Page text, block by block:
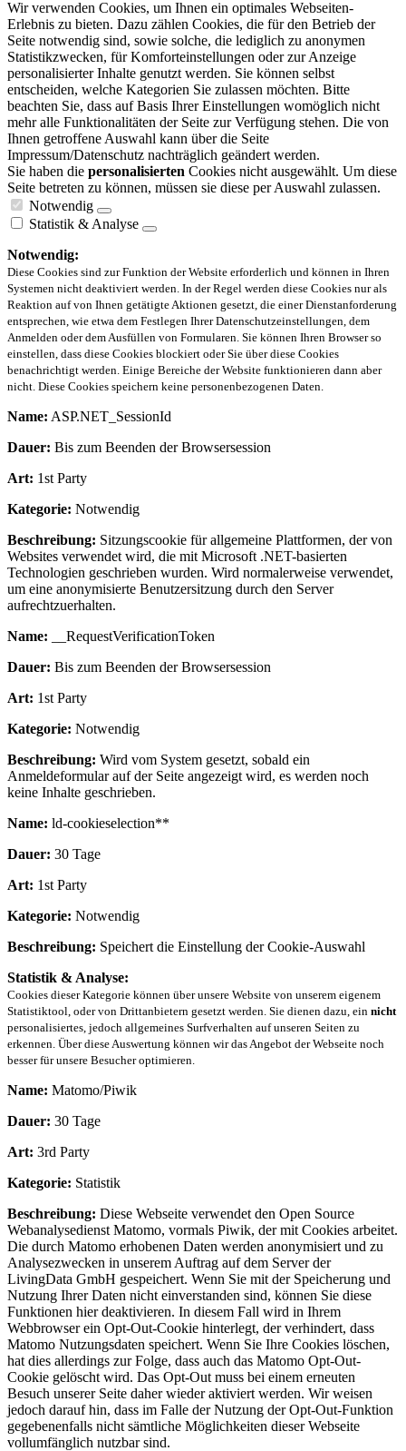
Wir verwenden Cookies, um Ihnen ein optimales Webseiten-
Erlebnis zu bieten. Dazu zählen Cookies, die für den Betrieb der
Seite notwendig sind, sowie solche, die lediglich zu anonymen
Statistikzwecken, für Komforteinstellungen oder zur Anzeige
personalisierter Inhalte genutzt werden. Sie können selbst
entscheiden, welche Kategorien Sie zulassen möchten. Bitte
beachten Sie, dass auf Basis Ihrer Einstellungen womöglich nicht
mehr alle Funktionalitäten der Seite zur Verfügung stehen. Die von
Ihnen getroffene Auswahl kann über die Seite
Impressum/Datenschutz nachträglich geändert werden.
Sie haben die personalisierten Cookies nicht ausgewählt. Um diese
Seite betreten zu können, müssen sie diese per Auswahl zulassen.
Notwendig
Statistik & Analyse
Notwendig:
Diese Cookies sind zur Funktion der Website erforderlich und können in Ihren
Systemen nicht deaktiviert werden. In der Regel werden diese Cookies nur als
Reaktion auf von Ihnen getätigte Aktionen gesetzt, die einer Dienstanforderung
entsprechen, wie etwa dem Festlegen Ihrer Datenschutzeinstellungen, dem
Anmelden oder dem Ausfüllen von Formularen. Sie können Ihren Browser so
einstellen, dass diese Cookies blockiert oder Sie über diese Cookies
benachrichtigt werden. Einige Bereiche der Website funktionieren dann aber
nicht. Diese Cookies speichern keine personenbezogenen Daten.
Name: ASP.NET_SessionId
Dauer: Bis zum Beenden der Browsersession
Art: 1st Party
Kategorie: Notwendig
Beschreibung: Sitzungscookie für allgemeine Plattformen, der von
Websites verwendet wird, die mit Microsoft .NET-basierten
Technologien geschrieben wurden. Wird normalerweise verwendet,
um eine anonymisierte Benutzersitzung durch den Server
aufrechtzuerhalten.
Name: __RequestVerificationToken
Dauer: Bis zum Beenden der Browsersession
Art: 1st Party
Kategorie: Notwendig
Beschreibung: Wird vom System gesetzt, sobald ein
Anmeldeformular auf der Seite angezeigt wird, es werden noch
keine Inhalte geschrieben.
Name: ld-cookieselection**
Dauer: 30 Tage
Art: 1st Party
Kategorie: Notwendig
Beschreibung: Speichert die Einstellung der Cookie-Auswahl
Statistik & Analyse:
Cookies dieser Kategorie können über unsere Website von unserem eigenem
Statistiktool, oder von Drittanbietern gesetzt werden. Sie dienen dazu, ein nicht
personalisiertes, jedoch allgemeines Surfverhalten auf unseren Seiten zu
erkennen. Über diese Auswertung können wir das Angebot der Webseite noch
besser für unsere Besucher optimieren.
Name: Matomo/Piwik
Dauer: 30 Tage
Art: 3rd Party
Kategorie: Statistik
Beschreibung: Diese Webseite verwendet den Open Source
Webanalysedienst Matomo, vormals Piwik, der mit Cookies arbeitet.
Die durch Matomo erhobenen Daten werden anonymisiert und zu
Analysezwecken in unserem Auftrag auf dem Server der
LivingData GmbH gespeichert. Wenn Sie mit der Speicherung und
Nutzung Ihrer Daten nicht einverstanden sind, können Sie diese
Funktionen hier deaktivieren. In diesem Fall wird in Ihrem
Webbrowser ein Opt-Out-Cookie hinterlegt, der verhindert, dass
Matomo Nutzungsdaten speichert. Wenn Sie Ihre Cookies löschen,
hat dies allerdings zur Folge, dass auch das Matomo Opt-Out-
Cookie gelöscht wird. Das Opt-Out muss bei einem erneuten
Besuch unserer Seite daher wieder aktiviert werden. Wir weisen
jedoch darauf hin, dass im Falle der Nutzung der Opt-Out-Funktion
gegebenenfalls nicht sämtliche Möglichkeiten dieser Webseite
vollumfänglich nutzbar sind.